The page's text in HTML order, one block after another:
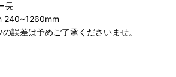
長
240~1260mm
誤差は予めご了承くださいませ。